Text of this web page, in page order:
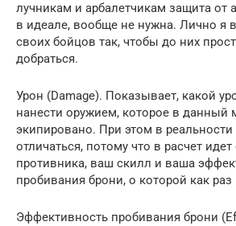
лучникам и арбалетчикам защита от
в идеале, вообще не нужна. Лично я
своих бойцов так, чтобы до них
добраться.
Урон (Damage). Показывает, какой
нанести оружием, которое в данный
экипировано. При этом в реальности
отличаться, потому что в расчет
противника, ваш скилл и ваша
пробивания брони, о которой как
Эффективность пробивания брони